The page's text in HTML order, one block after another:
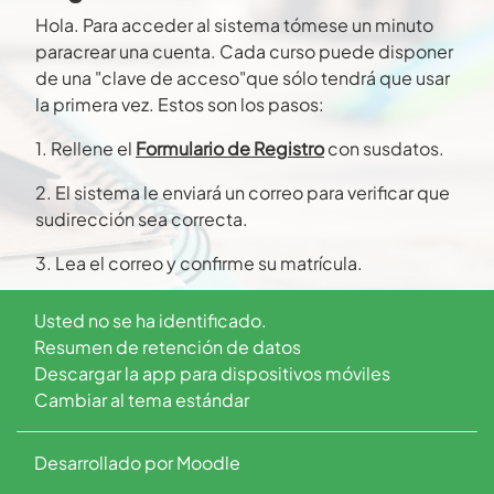
Hola. Para acceder al sistema tómese un minuto
paracrear una cuenta. Cada curso puede disponer
de una "clave de acceso"que sólo tendrá que usar
la primera vez. Estos son los pasos:
1. Rellene el Formulario de Registrocon susdatos.
2. El sistema le enviará un correo para verificar que
sudirección sea correcta.
3. Lea el correo y confirme su matrícula.
acceder alcurso.
5. Seleccione el curso en el que desea participar.
facilitaron cuando sematriculó. Así quedará
Usted no se ha identificado.
Resumen de retención de datos
Descargar la app para dispositivos móviles
Cambiar al tema estándar
Desarrollado porMoodle